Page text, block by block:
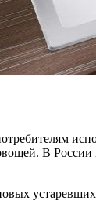
В России